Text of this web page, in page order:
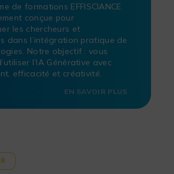
de formations EFFISCIANCE
conçue pour
les chercheurs et
dans l’intégration pratique de
Notre objectif : vous
l’IA Générative avec
efficacité et créativité.
EN SAVOIR PLUS